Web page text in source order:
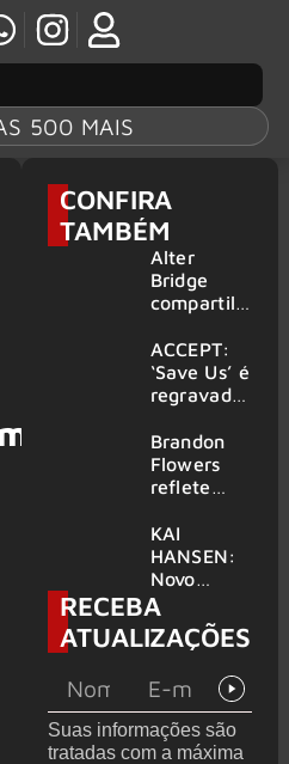
500 MAIS
CONFIRA
TAMBÉM
Alter
Bridge
compartilh
vivo de
“Fortress”
gravada
am Ring
2026
ACCEPT:
‘Save Us’ é
regravada
membros
do GHOST
e KORN
Brandon
Flowers
reflete
futuro e
levanta
possibilida
de de
deixar os
palcos
KAI
HANSEN:
Novo
single
‘Welcome
To Life’ é
RECEBA
ATUALIZAÇÕES
Suas informações são
tratadas com a máxima